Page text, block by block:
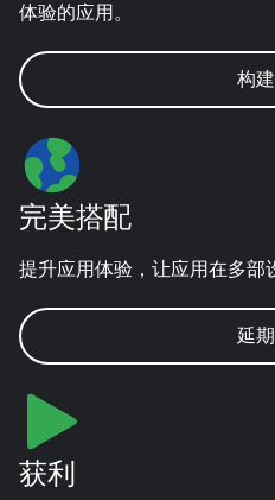
体验的应用。
构建
完美搭配
提升应用体验，让应用在多部
延期
获利